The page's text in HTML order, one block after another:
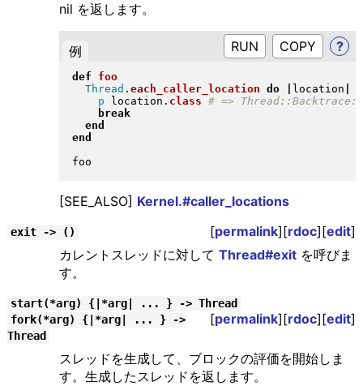
nil を返します。
例 RUN ?
def
foo
Thread . each_caller_location do location
p location . class
break
end
end
[SEE_ALSO] Kernel.#caller_locations
exit -> () [permalink][rdoc][edit]
カレントスレッドに対して Thread#exitを呼びま
す。
start(*arg) {|*arg| ... } -> Thread
[permalink][rdoc][edit]
fork(*arg) {|*arg| ... } ->
Thread
スレッドを生成して、ブロックの評価を開始しま
す。生成したスレッドを返します。